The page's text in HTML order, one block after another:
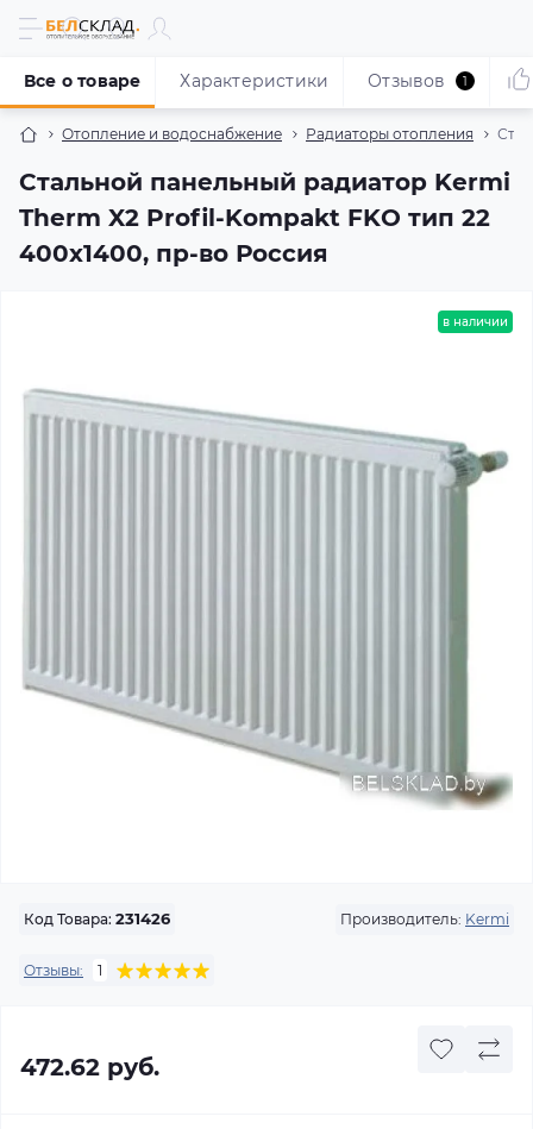
Отопление и водоснабжение Радиаторы отопления
Стальной панельный радиатор Kermi
Therm X2 Profil-Kompakt FKO тип 22
400x1400, пр-во Россия
Все о товаре Характеристики Отзывов 1
в наличии
Код Товара: 231426 Производитель: Kermi
Отзывы: 1
472.62 руб.